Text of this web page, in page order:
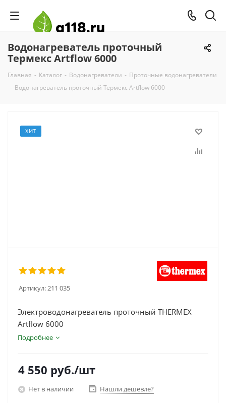
Водонагреватель проточный
Термекс Artflow 6000
Главная - Каталог - Водонагреватели - Проточные водонагреватели
- Водонагреватель проточный Термекс Artflow 6000
ХИТ
Артикул:211 035
Электроводонагреватель проточный THERMEX
Artflow 6000
Подробнее
4 550 руб./шт
Нет в наличии Нашли дешевле?